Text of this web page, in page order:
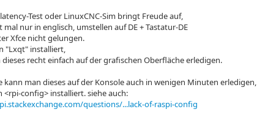
Test oder LinuxCNC-Sim bringt Freude auf,
mal nur in englisch, umstellen auf DE + Tastatur-DE
Xfce nicht gelungen.
"Lxqt" installiert,
recht einfach auf der grafischen Oberfläche erledigen.
kann man dieses auf der Konsole auch in wenigen Minuten erledigen,
<rpi-config> installiert. siehe auch:
questions/...lack-of-raspi-config